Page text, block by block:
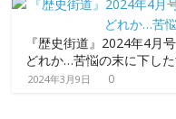
『歴史街道』2024年4
どれか…苦悩の末に下した
2024年3月9日 0